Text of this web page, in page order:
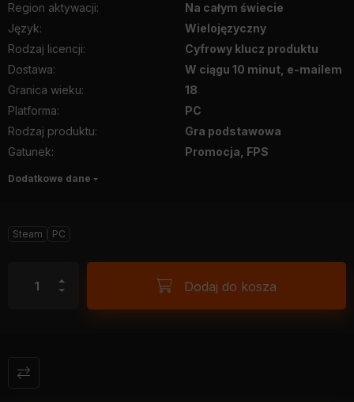
Region aktywacji:
Na całym świecie
Język:
Wielojęzyczny
Rodzaj licencji:
Cyfrowy klucz produktu
Dostawa:
W ciągu 10 minut, e-mailem
Granica wieku:
18
Platforma:
PC
Rodzaj produktu:
Gra podstawowa
Gatunek: Promocja, FPS
Dodatkowe dane
Steam PC
Dodaj do kosza